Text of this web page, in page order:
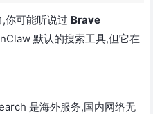
你可能听说过 Brave
默认的搜索工具,但它在
是海外服务,国内网络无